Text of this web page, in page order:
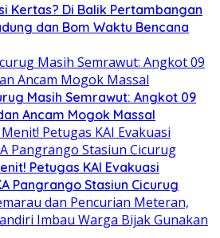
Kertas? Di Balik Pertambangan
dan Bom Waktu Bencana
Masih Semrawut: Angkot 09
Ancam Mogok Massal
Petugas KAI Evakuasi
Pangrango Stasiun Cicurug